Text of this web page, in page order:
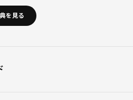
を見る